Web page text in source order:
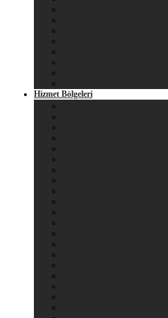
Hizmet Bölgeleri